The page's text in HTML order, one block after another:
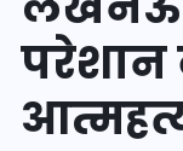
परेशान